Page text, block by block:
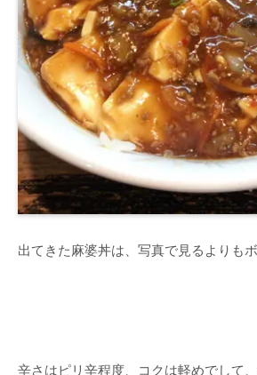
出てきた麻婆丼は、写真で見るよりも
辛さはピリ辛程度、コクは軽めでして